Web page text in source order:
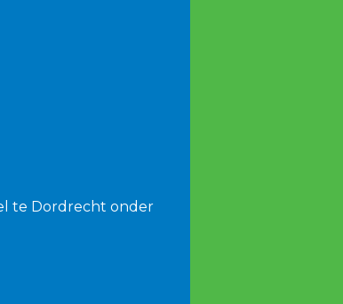
te Dordrecht onder